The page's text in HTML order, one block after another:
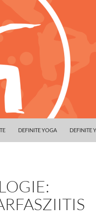
DEFINITE YOGA DEFINITE